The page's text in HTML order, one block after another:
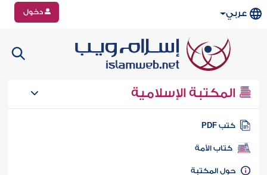
عربي دخول
المكتبة الإسلامية
كتب PDF
كتاب الأمة